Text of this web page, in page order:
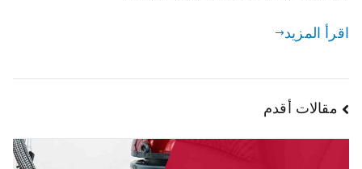
اقرأ المزيد
مقالات أقدم